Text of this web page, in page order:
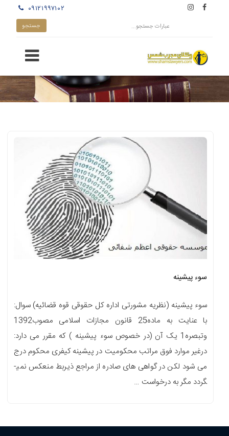
۰۹۱۲۱۹۹۷۱۰۲
سوء پیشینه
سوء پیشینه (نظریه مشورتی اداره کل حقوقی قوه قضائیه) سوال:
با عنایت به ماده25 قانون مجازات اسلامی مصوب1392
وتبصره1 یک آن (در خصوص سوء پیشینه ) که مقرر می دارد:
درغیر موارد فوق مراتب محکومیت در پیشینه کیفری محکوم درج
می شود لکن در گواهی­ های صادره از مراجع ذی­ربط منعکس نمی­
گردد مگر به درخواست …